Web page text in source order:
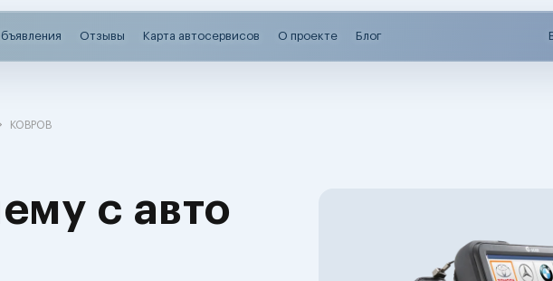
Отзывы Карта автосервисов О проекте Блог
КОВРОВ
с авто